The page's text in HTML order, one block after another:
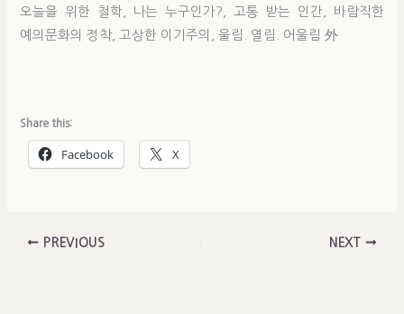
오늘을 위한 철학, 나는 누구인가?, 고통 받는 인간, 바람직한
예의문화의 정착, 고상한 이기주의, 울림. 열림. 어울림 外
Share this:
Facebook X
PREVIOUS NEXT